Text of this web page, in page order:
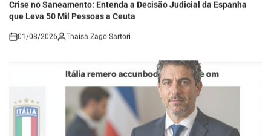
que Leva 50 Mil Pessoas a Ceuta
on